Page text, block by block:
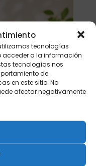
tecnologías
a la información
tecnologías nos
de
en este sitio. No
afectar negativamente